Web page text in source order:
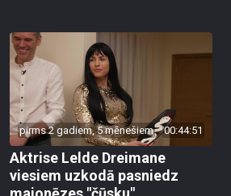
pirms 2 gadiem, 5 mēnešiem 00:44:51
Aktrise Lelde Dreimane
viesiem uzkodā pasniedz